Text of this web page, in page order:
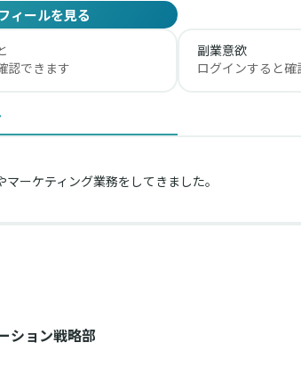
ィールを見る
認できます
副業意欲
ログインすると確
ーケティング業務をしてきました。
ション戦略部